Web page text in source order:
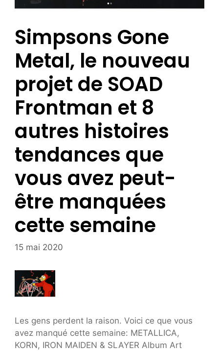
Simpsons Gone
Metal, le nouveau
projet de SOAD
Frontman et 8
autres histoires
tendances que
vous avez peut-
être manquées
cette semaine
15 mai 2020
Les gens perdent la raison. Voici ce que vous
avez manqué cette semaine: METALLICA,
KORN, IRON MAIDEN & SLAYER Album Art